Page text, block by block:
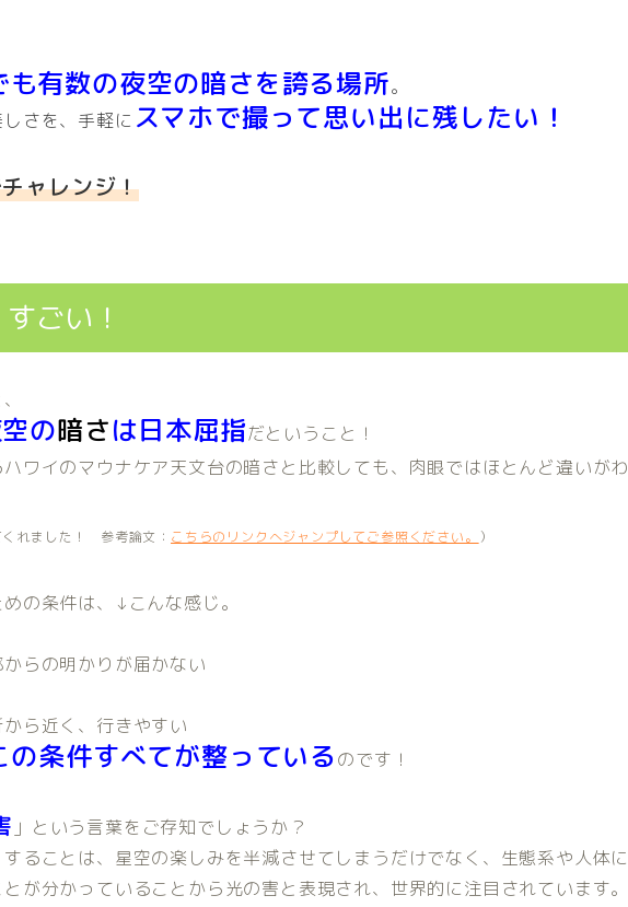
有数の夜空の暗さを誇る場所。
さを、手軽に スマホで撮って思い出に残したい！
ャレンジ！
ごい！
の暗さは日本屈指だということ！
ワイのマウナケア天文台の暗さと比較しても、肉眼ではほとんど違いがわ
くれました！ 参考論文： こちらのリンクへジャンプしてご参照ください。 ）
の条件は、↓こんな感じ。
らの明かりが届かない
ら近く、行きやすい
の条件すべてが整っている のです！
」という言葉をご存知でしょうか？
ることは、星空の楽しみを半減させてしまうだけでなく、生態系や人体に
が分かっていることから光の害と表現され、世界的に注目されています。